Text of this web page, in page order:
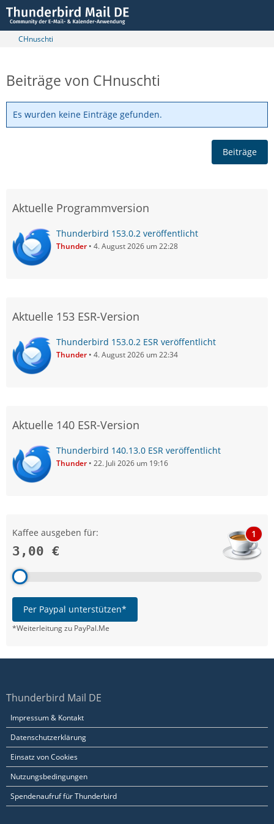
CHnuschti
Beiträge von CHnuschti
Es wurden keine Einträge gefunden.
Beiträge
Aktuelle Programmversion
Thunderbird 153.0.2 veröffentlicht
Thunder 4. August 2026 um 22:28
Aktuelle 153 ESR-Version
Thunderbird 153.0.2 ESR veröffentlicht
Thunder 4. August 2026 um 22:34
Aktuelle 140 ESR-Version
Thunderbird 140.13.0 ESR veröffentlicht
Thunder 22. Juli 2026 um 19:16
Kaffee ausgeben für:
3,00 €
1
Per Paypal unterstützen*
*Weiterleitung zu PayPal.Me
Thunderbird Mail DE
Impressum & Kontakt
Datenschutzerklärung
Einsatz von Cookies
Nutzungsbedingungen
Spendenaufruf für Thunderbird